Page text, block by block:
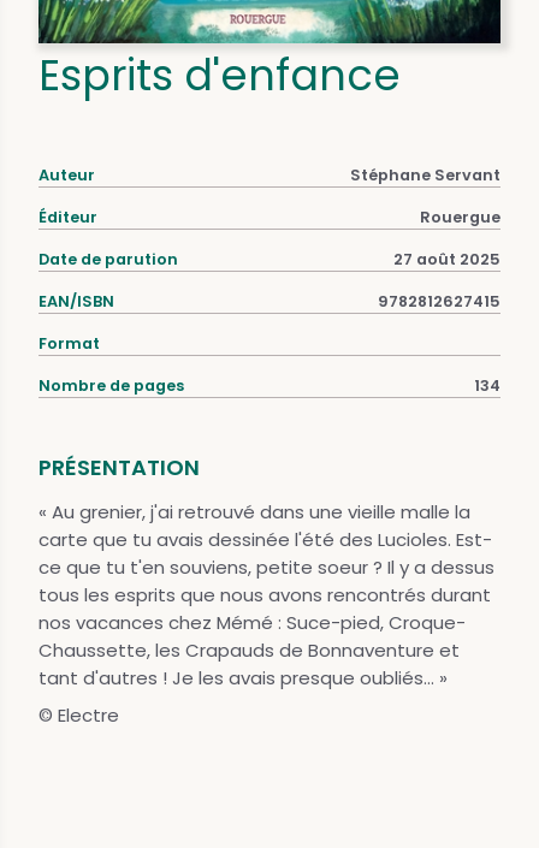
Esprits d'enfance
Auteur Stéphane Servant
Éditeur Rouergue
Date de parution 27 août 2025
EAN/ISBN 9782812627415
Format
Nombre de pages 134
PRÉSENTATION
« Au grenier, j'ai retrouvé dans une vieille malle la
carte que tu avais dessinée l'été des Lucioles. Est-
ce que tu t'en souviens, petite soeur ? Il y a dessus
tous les esprits que nous avons rencontrés durant
nos vacances chez Mémé : Suce-pied, Croque-
Chaussette, les Crapauds de Bonnaventure et
tant d'autres ! Je les avais presque oubliés... »
© Electre